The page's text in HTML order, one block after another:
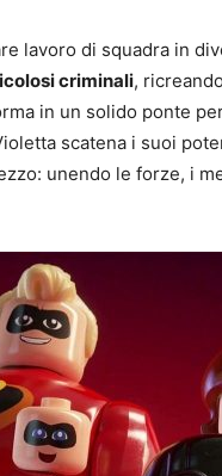
lavoro di squadra in
criminali,
in un solido ponte
scatena i suoi
unendo le forze, i